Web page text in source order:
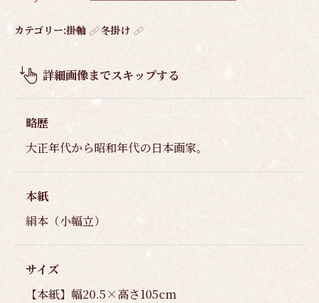
作
概
要
カテゴリー:掛軸 冬掛け
詳細画像までスキップする
略歴
大正年代から昭和年代の日本画家。
本紙
絹本（小幅立）
サイズ
【本紙】幅20.5×高さ105cm